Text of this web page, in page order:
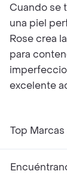
Cuando se
una piel
Rose crea
para
excelente
Top